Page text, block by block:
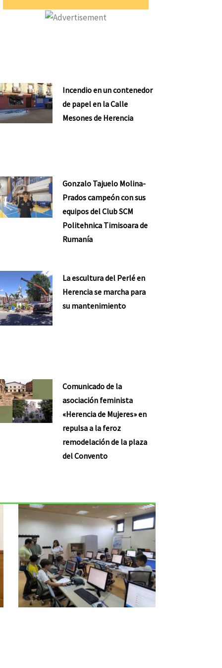
Incendio en un contenedor
de papel en la Calle
Mesones de Herencia
Gonzalo Tajuelo Molina-
Prados campeón con sus
equipos del Club SCM
Politehnica Timisoara de
Rumanía
La escultura del Perlé en
Herencia se marcha para
su mantenimiento
Comunicado de la
asociación feminista
«Herencia de Mujeres» en
repulsa a la feroz
remodelación de la plaza
del Convento